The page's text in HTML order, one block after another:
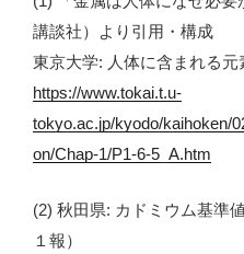
講談社）より引用・構成
東京大学: 人体に含まれる元
https://www.tokai.t.u-
tokyo.ac.jp/kyodo/kaihoken/
on/Chap-1/P1-6-5_A.htm
(2) 秋田県: カドミウム基準
１報）